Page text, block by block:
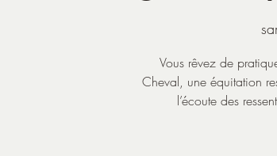
Vous rêvez de
Cheval, une équitation
l’écoute des